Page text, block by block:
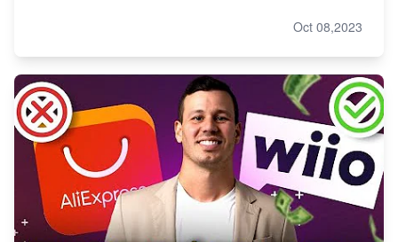
Oct 08,2023